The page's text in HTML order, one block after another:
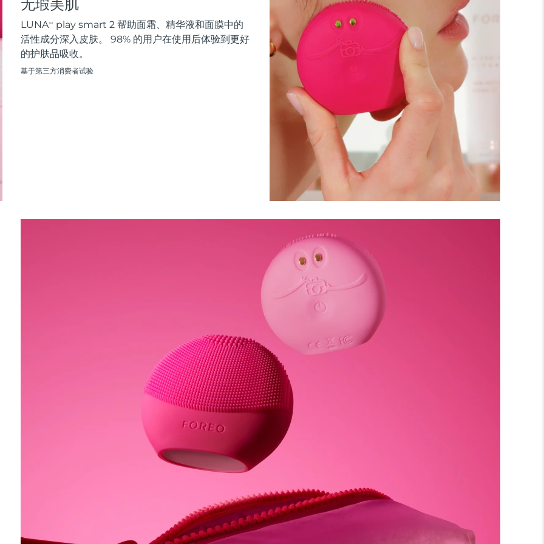
无瑕美肌
LUNATM
play smart 2 帮助面霜、精华液和面膜中的
活性成分深入皮肤。 98% 的用户在使用后体验到更好
的护肤品吸收。
基于第三方消费者试验